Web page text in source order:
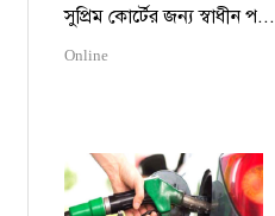
সুপ্রিম কোর্টের জন্য স্বাধীন প...
Online